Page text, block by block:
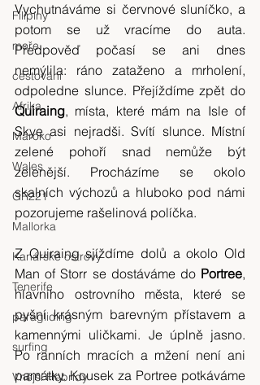
Filipíny
moře
cestování
Afrika
Maroko
Wales
GR221
Mallorka
Kanárské ostrovy
Tenerife
paragliding
surfing
Vnější Hebridy
Vychutnáváme si červnové sluníčko, a
potom se už vracíme do auta.
Předpověď počasí se ani dnes
nemýlila: ráno zataženo a mrholení,
Quiraing, místa, které mám na Isle of
Skye asi nejradši. Svítí slunce. Místní
zelené pohoří snad nemůže být
zelenější. Procházíme se okolo
skalních výchozů a hluboko pod námi
pozorujeme rašelinová políčka.
Z Quiraing sjíždíme dolů a okolo Old
Man of Storr se dostáváme do Portree,
hlavního ostrovního města, které se
pyšní krásným barevným přístavem a
kamennými uličkami. Je úplně jasno.
Po ranních mracích a mžení není ani
památky. Kousek za Portree potkáváme